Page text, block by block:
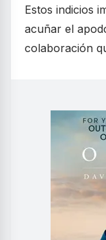
Estos indicios
acuñar el
colaboración